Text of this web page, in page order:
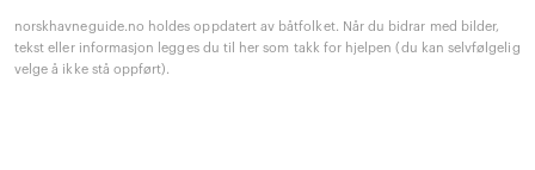
norskhavneguide.no holdes oppdatert av båtfolket. Når du bidrar med bilder,
tekst eller informasjon legges du til her som takk for hjelpen (du kan selvfølgelig
velge å ikke stå oppført).